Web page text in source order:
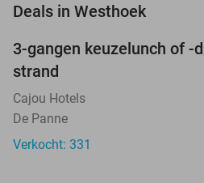
Deals in Westhoek
3-gangen keuzelunch of -
strand
Cajou Hotels
De Panne
Verkocht: 331